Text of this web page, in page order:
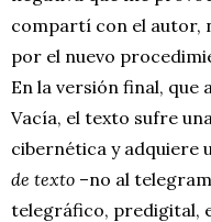
compartí con el autor,
por el nuevo
En la versión final, que
Vacía, el texto sufre
cibernética y adquiere
de texto –no al
telegráfico, predigital,